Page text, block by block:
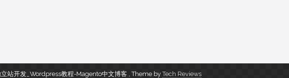
站开发_Wordpress教程-Magento中文博客 ,Theme byTech Reviews